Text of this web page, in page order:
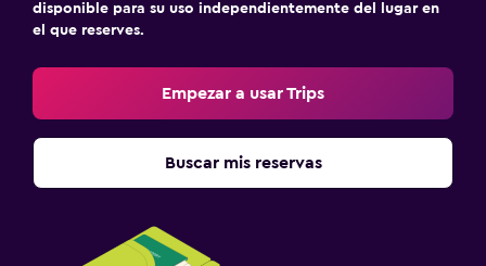
disponible para su uso independientemente del lugar en
el que reserves.
Empezar a usar Trips
Buscar mis reservas